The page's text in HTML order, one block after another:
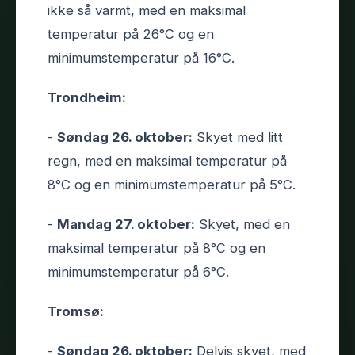
ikke så varmt, med en maksimal
temperatur på 26°C og en
minimumstemperatur på 16°C.
Trondheim:
- Søndag 26. oktober: Skyet med litt
regn, med en maksimal temperatur på
8°C og en minimumstemperatur på 5°C.
- Mandag 27. oktober: Skyet, med en
maksimal temperatur på 8°C og en
minimumstemperatur på 6°C.
Tromsø:
- Søndag 26. oktober: Delvis skyet, med